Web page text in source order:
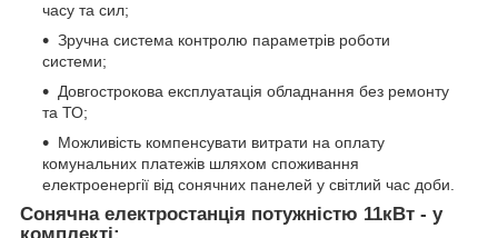
часу та сил;
Зручна система контролю параметрів роботи
системи;
Довгострокова експлуатація обладнання без ремонту
та ТО;
Можливість компенсувати витрати на оплату
комунальних платежів шляхом споживання
електроенергії від сонячних панелей у світлий час доби.
Сонячна електростанція потужністю 11кВт - у